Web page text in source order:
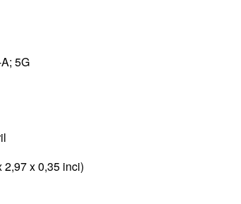
5G
2,97 x 0,35 inci)